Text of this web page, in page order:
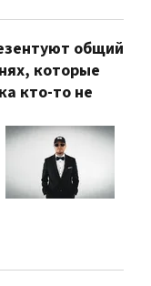
общий
которые
кто-то не